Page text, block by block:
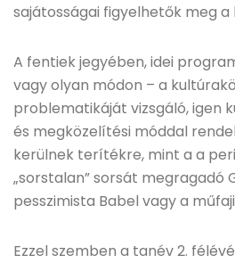
sajátosságai figyelhetők meg
A fentiek jegyében, idei
vagy olyan módon – a
problematikáját vizsgáló, igen
és megközelítési móddal
kerülnek terítékre, mint a a
„sorstalan” sorsát megragadó
pesszimista Babel vagy a
Ezzel szemben a tanév 2.